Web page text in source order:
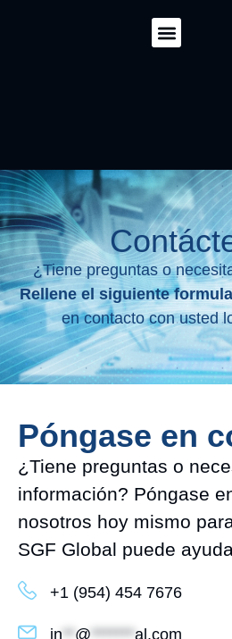
¿Tiene preguntas o
Rellene el siguiente
en contacto con usted
Póngase en
¿Tiene preguntas o
información? Póngase
nosotros hoy mismo
SGF Global puede
+1 (954) 454 7676
in**@*******al.com